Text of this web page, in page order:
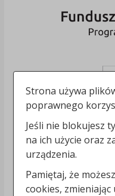
Strona używa
poprawnego
Jeśli nie blokujesz
na ich użycie oraz
urządzenia.
Pamiętaj, że
cookies,